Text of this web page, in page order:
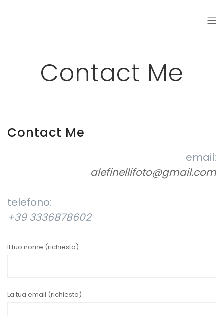
Contact Me
Contact Me
email:
alefinellifoto@gmail.com
telefono:
+39 3336878602
Il tuo nome (richiesto)
La tua email (richiesto)